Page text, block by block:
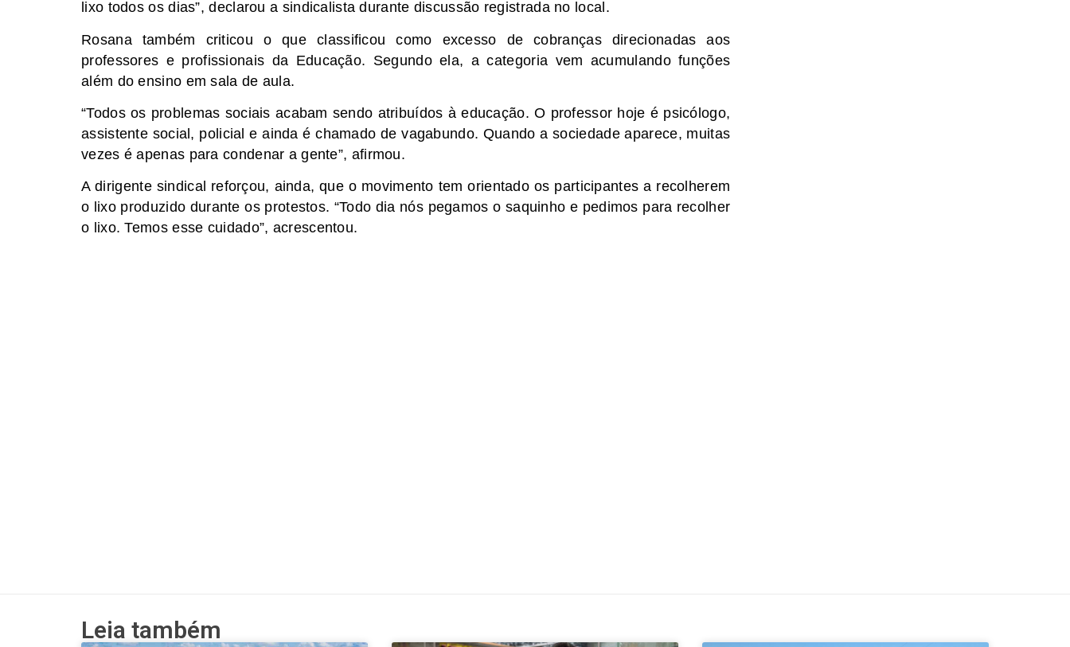
lixo todos os dias”, declarou a sindicalista durante discussão registrada no local.
Rosana também criticou o que classificou como excesso de cobranças direcionadas aos
professores e profissionais da Educação. Segundo ela, a categoria vem acumulando funções
além do ensino em sala de aula.
“Todos os problemas sociais acabam sendo atribuídos à educação. O professor hoje é psicólogo,
assistente social, policial e ainda é chamado de vagabundo. Quando a sociedade aparece, muitas
vezes é apenas para condenar a gente”, afirmou.
A dirigente sindical reforçou, ainda, que o movimento tem orientado os participantes a recolherem
o lixo produzido durante os protestos. “Todo dia nós pegamos o saquinho e pedimos para recolher
o lixo. Temos esse cuidado”, acrescentou.
Leia também